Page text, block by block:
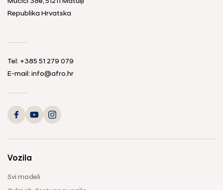
Republika Hrvatska
Tel: +385 51 279 079
E-mail: info@afro.hr
Vozila
Svi modeli